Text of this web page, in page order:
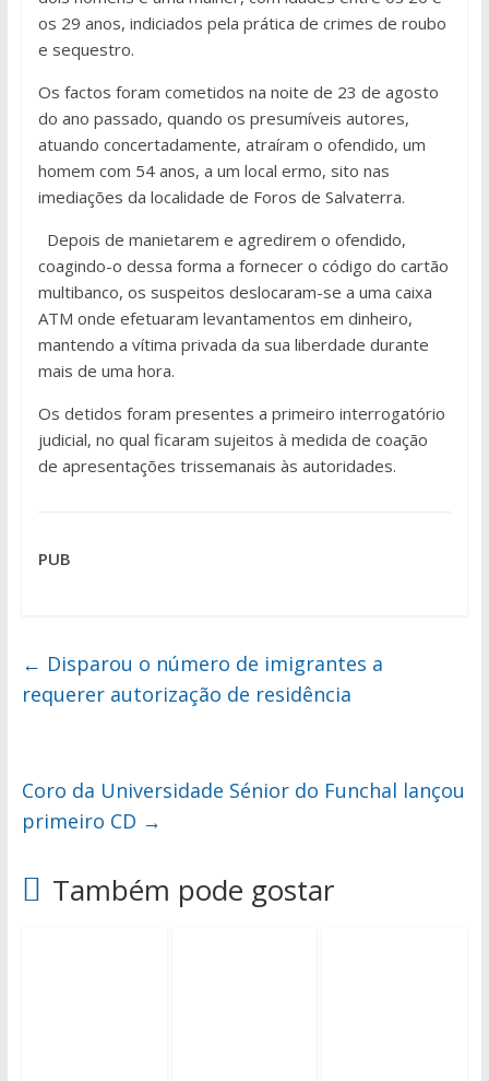
os 29 anos, indiciados pela prática de crimes de roubo
e sequestro.
Os factos foram cometidos na noite de 23 de agosto
do ano passado, quando os presumíveis autores,
atuando concertadamente, atraíram o ofendido, um
homem com 54 anos, a um local ermo, sito nas
imediações da localidade de Foros de Salvaterra.
Depois de manietarem e agredirem o ofendido,
coagindo-o dessa forma a fornecer o código do cartão
multibanco, os suspeitos deslocaram-se a uma caixa
ATM onde efetuaram levantamentos em dinheiro,
mantendo a vítima privada da sua liberdade durante
mais de uma hora.
Os detidos foram presentes a primeiro interrogatório
judicial, no qual ficaram sujeitos à medida de coação
de apresentações trissemanais às autoridades.
PUB
← Disparou o número de imigrantes a
requerer autorização de residência
Coro da Universidade Sénior do Funchal lançou
primeiro CD →
Também pode gostar